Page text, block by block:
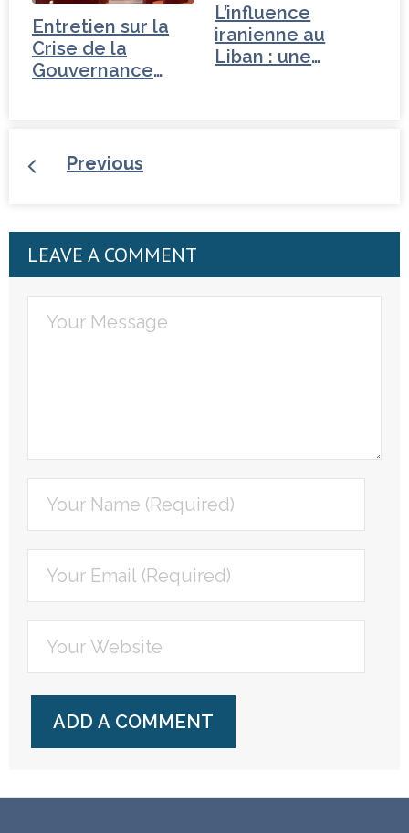
Entretien sur la
Crise de la
Gouvernance
L’influence
iranienne au
Liban : une
Previous
LEAVE A COMMENT